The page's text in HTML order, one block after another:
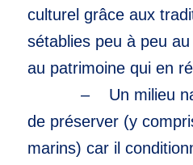
culturel grâce aux
sétablies peu à peu
au patrimoine qui en
– Un milieu
de préserver (y
marins) car il